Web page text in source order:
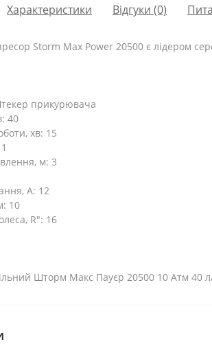
Характеристики Відгуки (0)
Storm Max Power 20500 є лідером
прикурювача
40
хв: 15
м: 3
А: 12
10
R": 16
Шторм Макс Пауєр 20500 10 Атм 40